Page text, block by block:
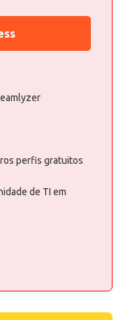
perfis gratuitos
de TI em